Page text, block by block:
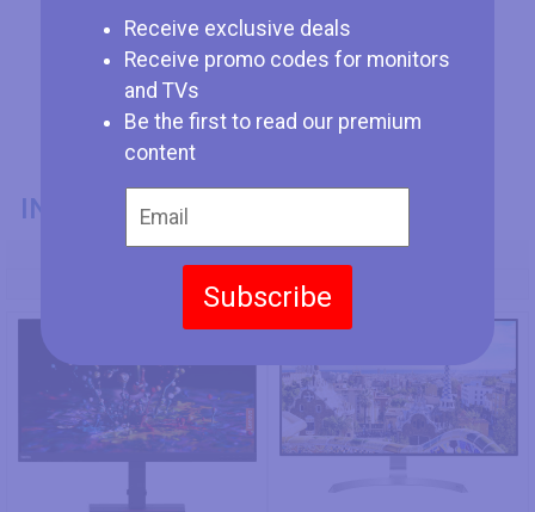
Receive exclusive deals
Receive promo codes for monitors
and TVs
Be the first to read our premium
content
Subscribe
INFORMACIÓN GENERAL
Lenovo ThinkVision P32p-20